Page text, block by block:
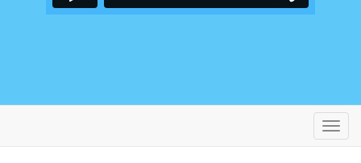
切
換